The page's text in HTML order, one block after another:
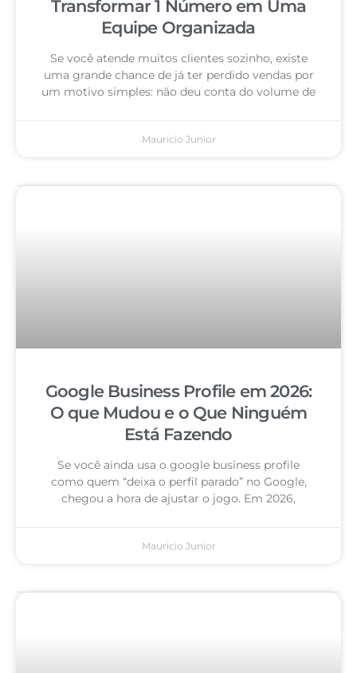
Transformar 1 Número em Uma
Equipe Organizada
Se você atende muitos clientes sozinho, existe
uma grande chance de já ter perdido vendas por
um motivo simples: não deu conta do volume de
Mauricio Junior
Google Business Profile em 2026:
O que Mudou e o Que Ninguém
Está Fazendo
Se você ainda usa o google business profile
como quem “deixa o perfil parado” no Google,
chegou a hora de ajustar o jogo. Em 2026,
Mauricio Junior